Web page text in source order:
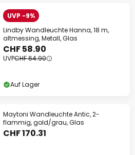
UVP -9%
Lindby Wandleuchte Hanna, 18 m,
altmessing, Metall, Glas
CHF 58.90
UVPCHF 64.90
Auf Lager
Maytoni Wandleuchte Antic, 2-
flammig, gold/grau, Glas
CHF 170.31